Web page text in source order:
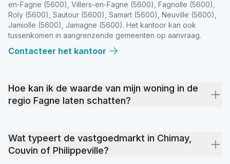
en-Fagne (5600), Villers-en-Fagne (5600), Fagnolle (5600),
Roly (5600), Sautour (5600), Samart (5600), Neuville (5600),
Jamiolle (5600), Jamagne (5600). Het kantoor kan ook
tussenkomen in aangrenzende gemeenten op aanvraag.
Contacteer het kantoor
Hoe kan ik de waarde van mijn woning in de
regio Fagne laten schatten?
schattingstool op weinvest.be geeft een eerste indicatie in 2
minuten. Voor een grondigere analyse maakt ons team een
Wat typeert de vastgoedmarkt in Chimay,
Couvin of Philippeville?